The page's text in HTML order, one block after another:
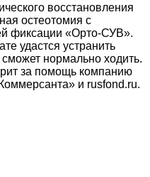
восстановления
остеотомия с
фиксации «Орто-СУВ».
удастся устранить
нормально ходить.
за помощь компанию
и rusfond.ru.